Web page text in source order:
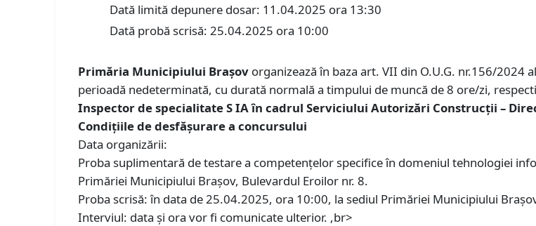
Dată limită depunere dosar: 11.04.2025 ora 13:30
Dată probă scrisă: 25.04.2025 ora 10:00
Primăria Municipiului Braşov organizează în baza art. VII din O.U.G. nr.156/2024
perioadă nedeterminată, cu durată normală a timpului de muncă de 8 ore/zi,
Inspector de specialitate S IA în cadrul Serviciului Autorizări Construcții –
Condiţiile de desfăşurare a concursului
Data organizării:
Proba suplimentară de testare a competențelor specifice în domeniul tehnologiei
Primăriei Municipiului Brașov, Bulevardul Eroilor nr. 8.
Proba scrisă: în data de 25.04.2025, ora 10:00, la sediul Primăriei Municipiului
Interviul: data şi ora vor fi comunicate ulterior. ,br>